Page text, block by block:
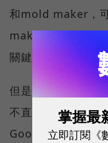
和mold maker，
making，為了讓
關鍵字通通要考慮
但是既然Google
不直接找Google
Google的威脅？
掌握最
立即訂閱《